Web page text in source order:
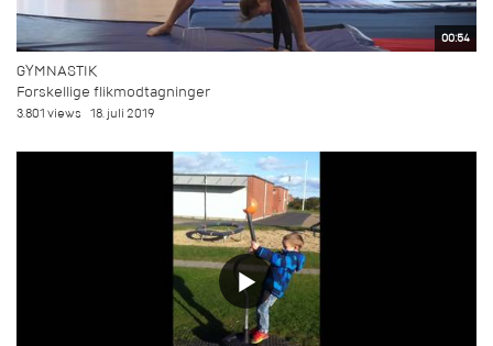
00:54
GYMNASTIK
Forskellige flikmodtagninger
3.801 views 18. juli 2019